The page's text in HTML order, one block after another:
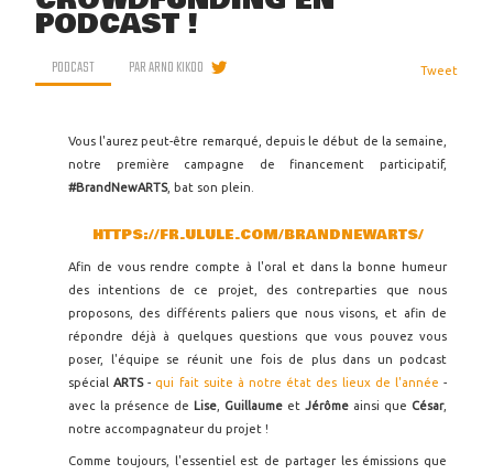
PODCAST !
PODCAST PARARNO KIKOO Tweet
Vous l'aurez peut-être remarqué, depuis le début de la semaine,
notre première campagne de financement participatif,
#BrandNewARTS, bat son plein.
HTTPS://FR.ULULE.COM/BRANDNEWARTS/
Afin de vous rendre compte à l'oral et dans la bonne humeur
des intentions de ce projet, des contreparties que nous
proposons, des différents paliers que nous visons, et afin de
répondre déjà à quelques questions que vous pouvez vous
poser, l'équipe se réunit une fois de plus dans un podcast
spécialARTS- qui fait suite à notre état des lieux de l'année -
avec la présence de Lise Guillaume et Jérôme ainsi que César,
notre accompagnateur du projet !
Comme toujours, l'essentiel est de partager les émissions que